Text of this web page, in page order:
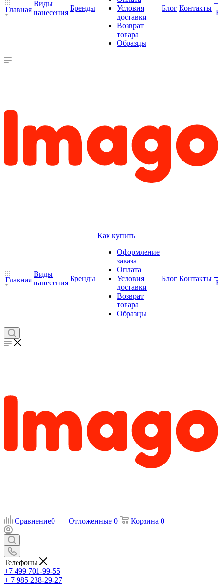
Главная
Виды
нанесения
Бренды
Условия
доставки
Возврат
товара
Образцы
Блог Контакты
+
Главная
Виды
нанесения
Бренды
Как купить
Оформление
заказа
Оплата
Условия
доставки
Возврат
товара
Образцы
Блог Контакты
+
Сравнение0 Отложенные 0 Корзина 0
Телефоны
+7 499 701-99-55
+ 7 985 238-29-27